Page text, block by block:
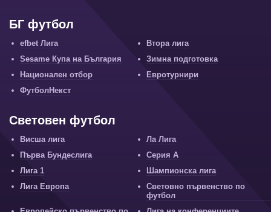
БГ футбол
efbet Лига
Втора лига
Sesame Купа на България
Зимна подготовка
Национален отбор
Евротурнири
ФутболНекст
Световен футбол
Висша лига
Ла Лига
Първа Бундеслига
Серия А
Лига 1
Шампионска лига
Лига Европа
Световно първенство по
футбол